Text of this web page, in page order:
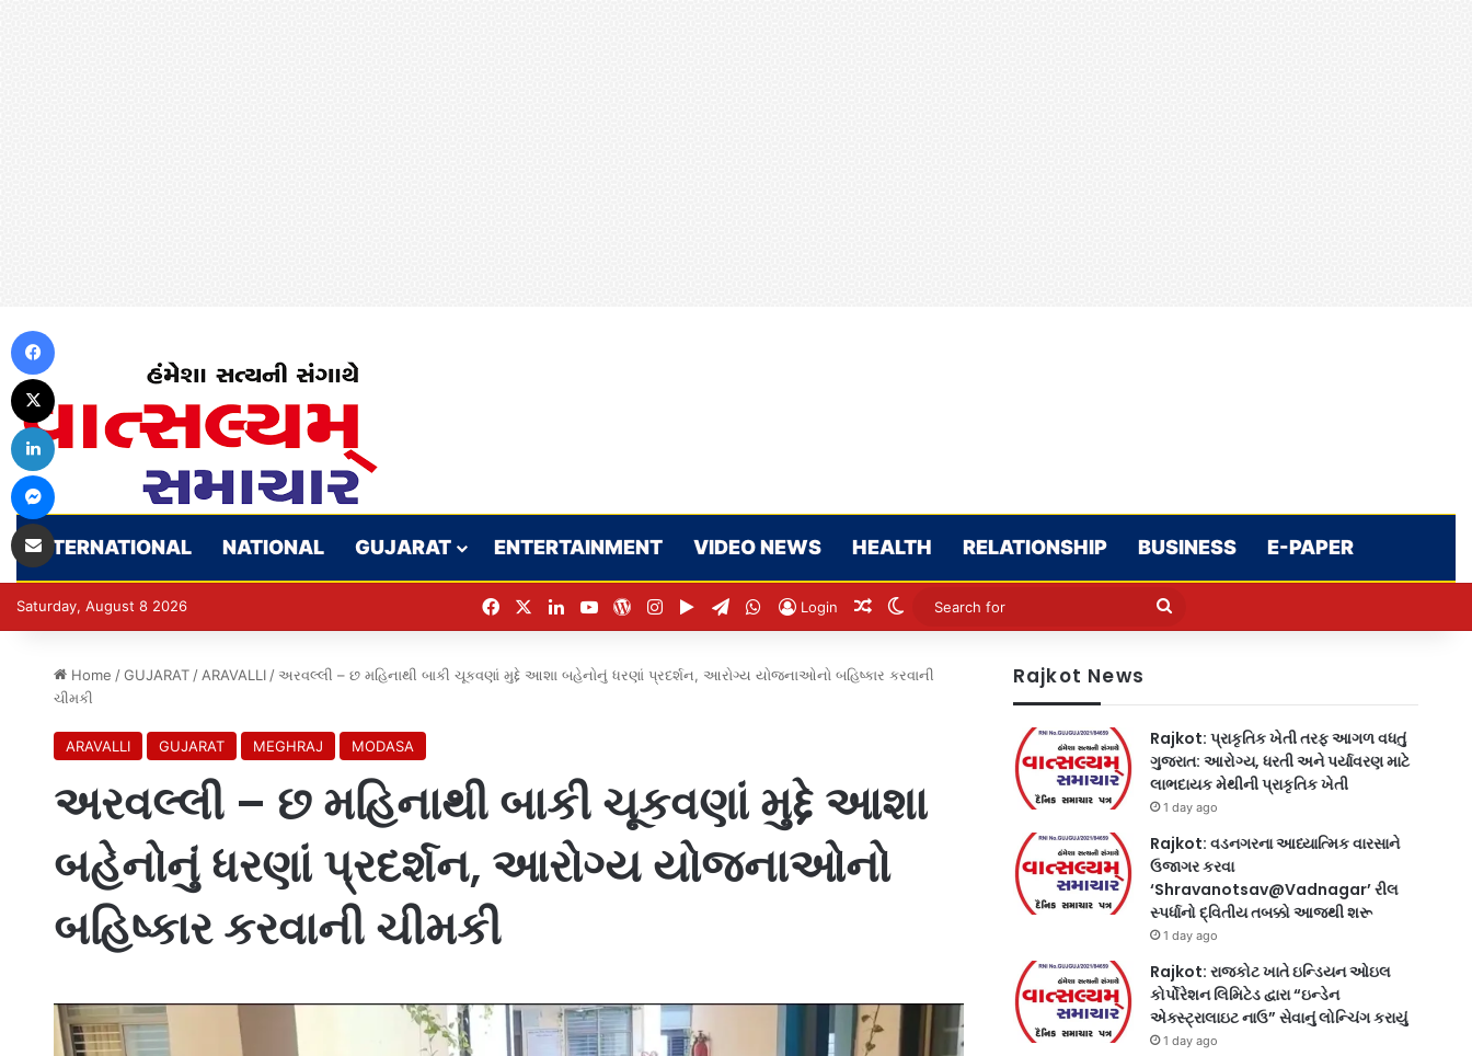
INTERNATIONAL NATIONAL GUJARAT ENTERTAINMENT VIDEO NEWS HEALTH RELATIONSHIP BUSINESS E-PAPER
Saturday, August 8 2026 FacebookLinkedInYouTubeWordPress
Instagram
Google Play
Telegram
WhatsApp
Login Random Article
Switch skin
Search
Home / GUJARAT / ARAVALLI / અરવલ્લી – છ મહિનાથી બાકી ચૂકવણાં મુદ્દે આશા બહેનોનું ધરણાં પ્રદર્શન, આરોગ્ય યોજનાઓનો બહિષ્કાર કરવાની
ચીમકી
ARAVALLI GUJARAT MEGHRAJ MODASA
અરવલ્લી – છ મહિનાથી બાકી ચૂકવણાં મુદ્દે આશા
બહેનોનું ધરણાં પ્રદર્શન, આરોગ્ય યોજનાઓનો
બહિષ્કાર કરવાની ચીમકી
Rajkot News
Rajkot: પ્રાકૃતિક ખેતી તરફ આગળ વધતું
ગુજરાત: આરોગ્ય, ધરતી અને પર્યાવરણ માટે
લાભદાયક મેથીની પ્રાકૃતિક ખેતી
1 day ago
Rajkot: વડનગરના આધ્યાત્મિક વારસાને
ઉજાગર કરવા
‘Shravanotsav@Vadnagar’ રીલ
સ્પર્ધાનો દ્વિતીય તબક્કો આજથી શરૂ
1 day ago
Rajkot: રાજકોટ ખાતે ઇન્ડિયન ઓઇલ
કોર્પોરેશન લિમિટેડ દ્વારા “ઇન્ડેન
એક્સ્ટ્રાલાઇટ નાઉ” સેવાનું લોન્ચિંગ કરાયું
1 day ago
LinkedIn